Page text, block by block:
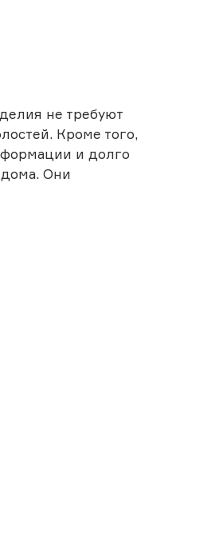
не требуют
Кроме того,
и долго
Они